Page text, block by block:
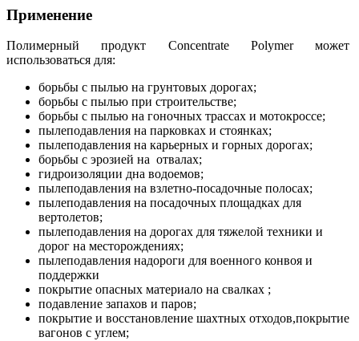
Применение
Полимерный продукт Concentrate Polymer может
использоваться для:
борьбы с пылью на грунтовых дорогах;
борьбы с пылью при строительстве;
борьбы с пылью на гоночных трассах и мотокроссе;
пылеподавления на парковках и стоянках;
пылеподавления на карьерных и горных дорогах;
борьбы с эрозией на отвалах;
гидроизоляции дна водоемов;
пылеподавления на взлетно-посадочные полосах;
пылеподавления на посадочных площадках для
вертолетов;
пылеподавления на дорогах для тяжелой техники и
дорог на месторождениях;
пылеподавления надороги для военного конвоя и
поддержки
покрытие опасных материало на свалках ;
подавление запахов и паров;
покрытие и восстановление шахтных отходов,покрытие
вагонов с углем;